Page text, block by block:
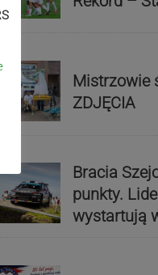
Mistrzowie
ZDJĘCIA
Bracia
punkty.
wystartują